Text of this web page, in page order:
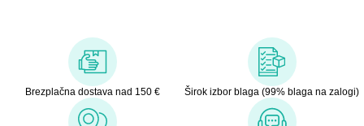
Brezplačna dostava nad 150 € Širok izbor blaga (99% blaga na zalogi)